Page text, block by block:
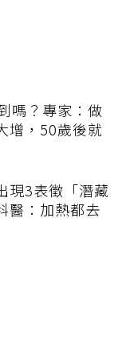
嗎？專家：做
增，50歲後就
現3表徵「潛藏
醫：加熱都去